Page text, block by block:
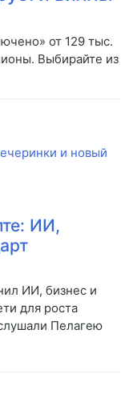
от 129 тыс.
Выбирайте из
ИИ,
ИИ, бизнес и
для роста
Пелагею